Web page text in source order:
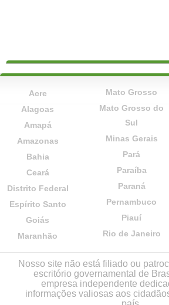
Acre
Alagoas
Amapá
Amazonas
Bahia
Ceará
Distrito Federal
Espírito Santo
Goiás
Maranhão
Mato Grosso
Mato Grosso do
Sul
Minas Gerais
Pará
Paraíba
Paraná
Pernambuco
Piauí
Rio de Janeiro
Nosso site não está filiado ou
escritório governamental de
empresa independente
informações valiosas aos